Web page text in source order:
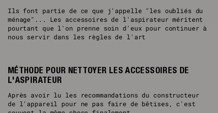
Ils font partie de ce que j'appelle "les oubliés du
ménage"... Les accessoires de l'aspirateur méritent
pourtant que l'on prenne soin d'eux pour continuer à
nous servir dans les règles de l'art
MÉTHODE POUR NETTOYER LES ACCESSOIRES DE
L'ASPIRATEUR
Après avoir lu les recommandations du constructeur
de l'appareil pour ne pas faire de bêtises, c'est